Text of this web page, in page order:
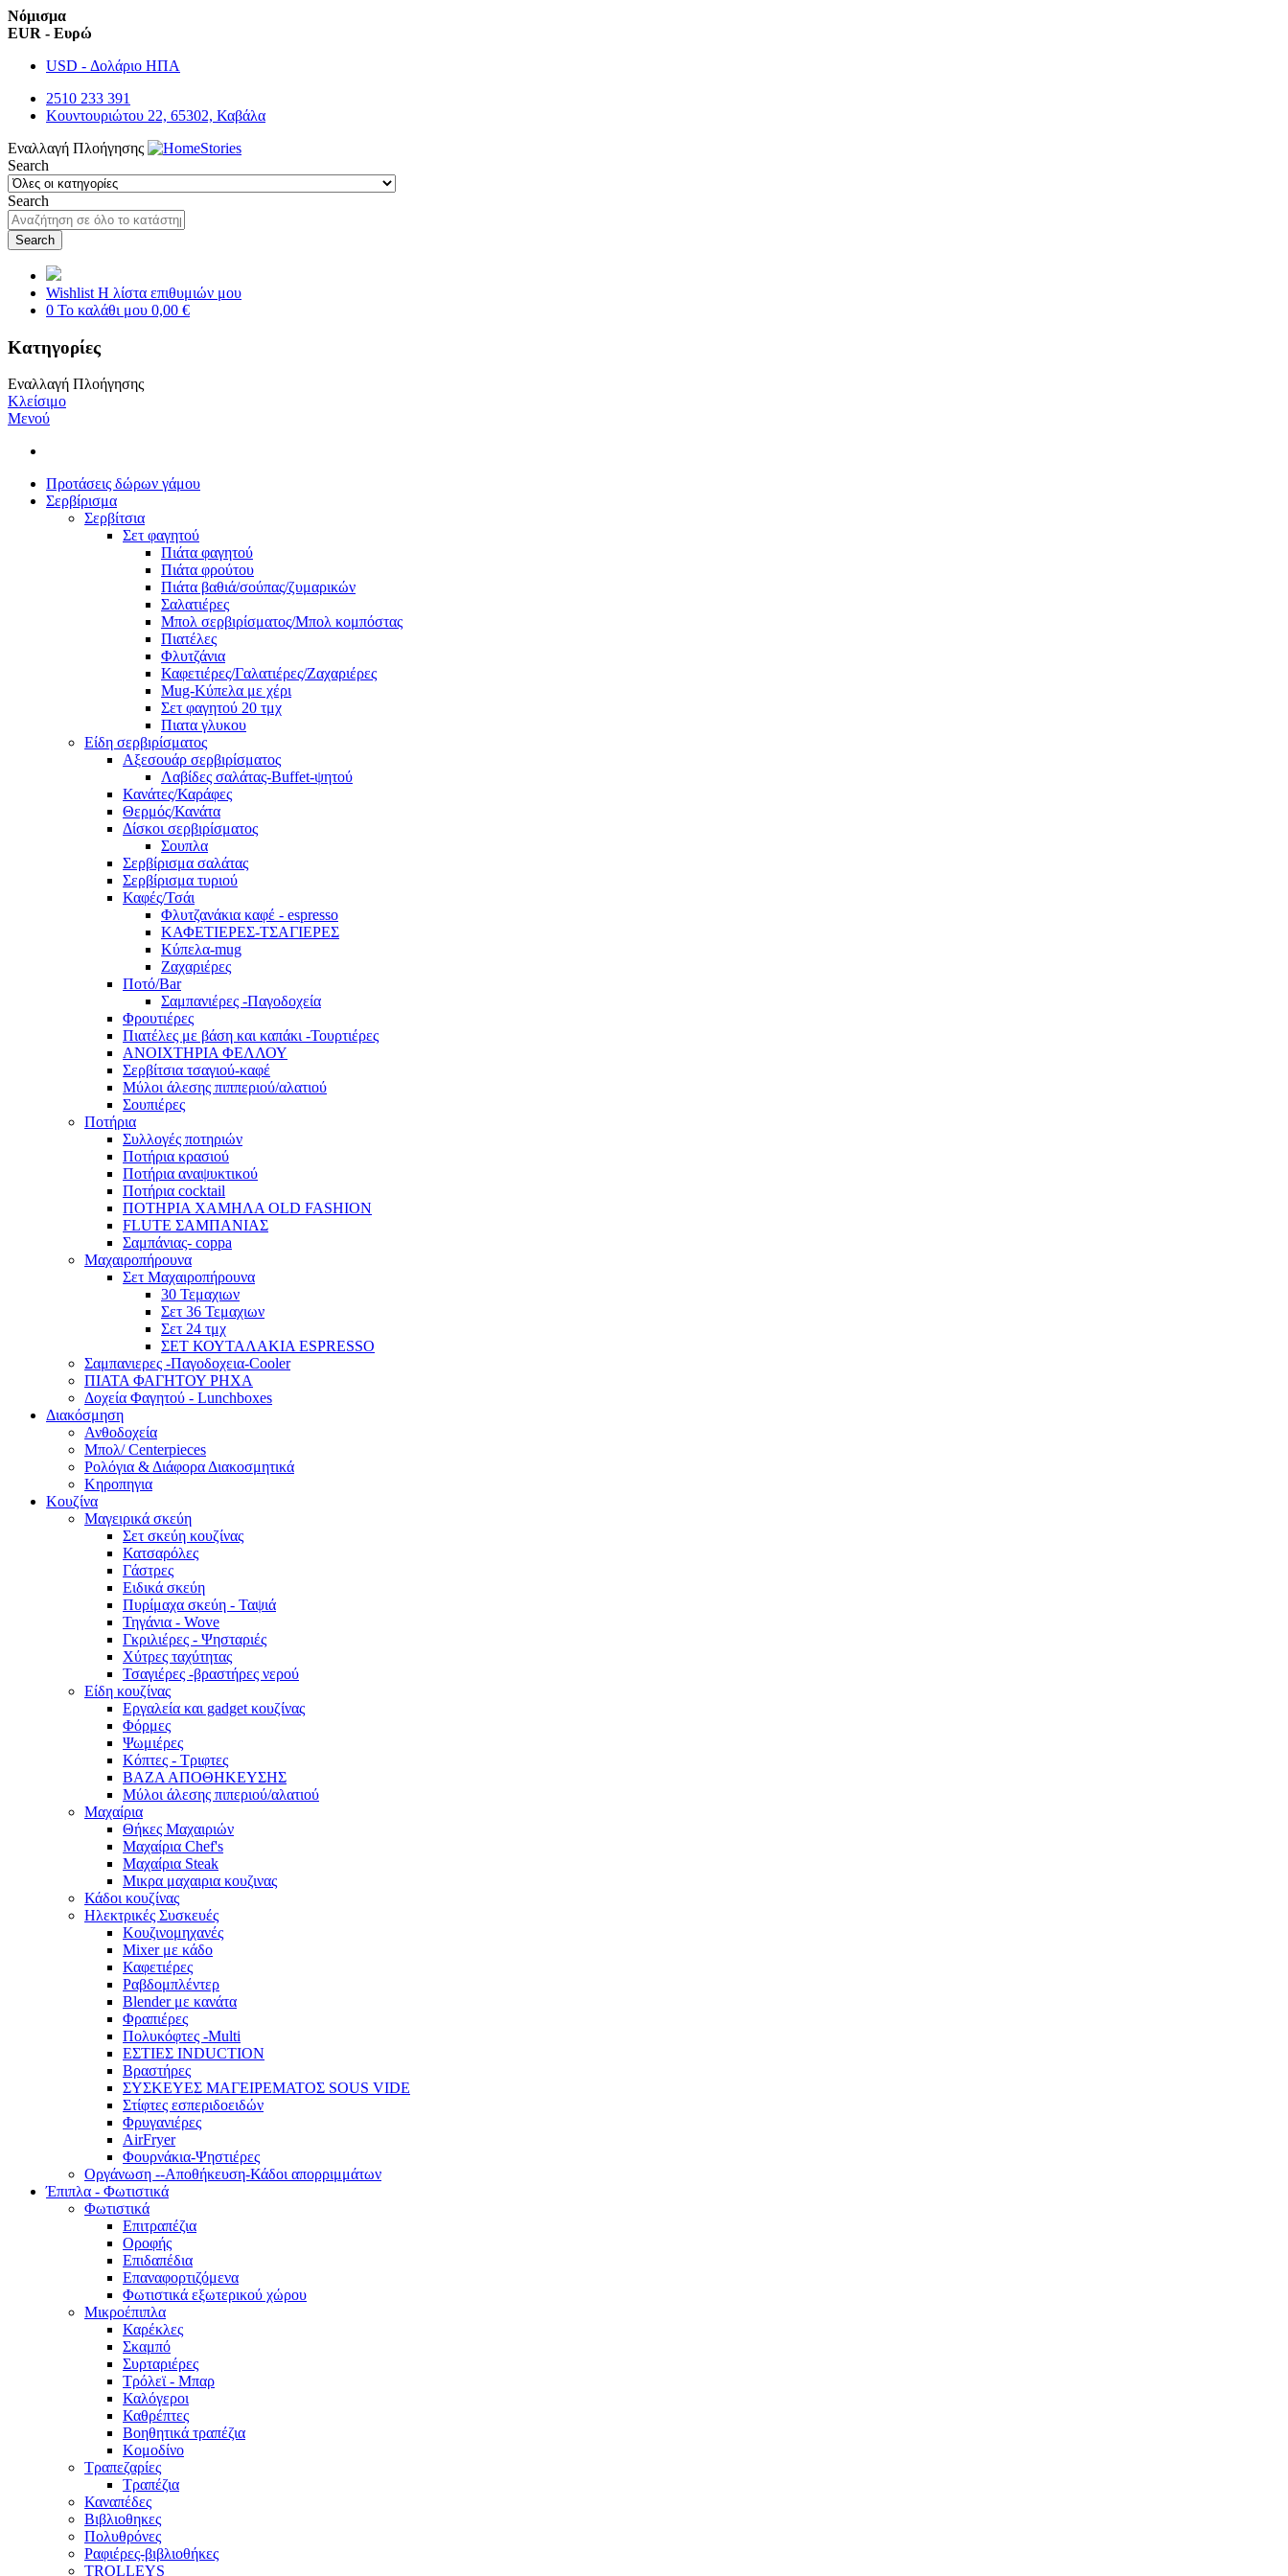
Νόμισμα
EUR - Ευρώ
USD - Δολάριο ΗΠΑ
2510 233 391
Κουντουριώτου 22, 65302, Καβάλα
Εναλλαγή Πλοήγησης
Search
Search
Search
Wishlist Η λίστα επιθυμιών μου
0 Το καλάθι μου 0,00 €
Κατηγορίες
Εναλλαγή Πλοήγησης
Κλείσιμο
Μενού
Προτάσεις δώρων γάμου
Σερβίρισμα
Σερβίτσια
Σετ φαγητού
Πιάτα φαγητού
Πιάτα φρούτου
Πιάτα βαθιά/σούπας/ζυμαρικών
Σαλατιέρες
Μπολ σερβιρίσματος/Μπολ κομπόστας
Πιατέλες
Φλυτζάνια
Καφετιέρες/Γαλατιέρες/Ζαχαριέρες
Mug-Κύπελα με χέρι
Σετ φαγητού 20 τμχ
Πιατα γλυκου
Είδη σερβιρίσματος
Αξεσουάρ σερβιρίσματος
Λαβίδες σαλάτας-Buffet-ψητού
Κανάτες/Καράφες
Θερμός/Κανάτα
Δίσκοι σερβιρίσματος
Σουπλα
Σερβίρισμα σαλάτας
Σερβίρισμα τυριού
Καφές/Τσάι
Φλυτζανάκια καφέ - espresso
ΚΑΦΕΤΙΕΡΕΣ-ΤΣΑΓΙΕΡΕΣ
Κύπελα-mug
Ζαχαριέρες
Ποτό/Bar
Σαμπανιέρες -Παγοδοχεία
Φρουτιέρες
Πιατέλες με βάση και καπάκι -Τουρτιέρες
ΑΝΟΙΧΤΗΡΙΑ ΦΕΛΛΟΥ
Σερβίτσια τσαγιού-καφέ
Μύλοι άλεσης πιππεριού/αλατιού
Σουπιέρες
Ποτήρια
Συλλογές ποτηριών
Ποτήρια κρασιού
Ποτήρια αναψυκτικού
Ποτήρια cocktail
ΠΟΤΗΡΙΑ ΧΑΜΗΛΑ OLD FASHION
FLUTE ΣΑΜΠΑΝΙΑΣ
Σαμπάνιας- coppa
Μαχαιροπήρουνα
Σετ Μαχαιροπήρουνα
30 Τεμαχιων
Σετ 36 Τεμαχιων
Σετ 24 τμχ
ΣΕΤ ΚΟΥΤΑΛΑΚΙΑ ESPRESSO
Σαμπανιερες -Παγοδοχεια-Cooler
ΠΙΑΤΑ ΦΑΓΗΤΟΥ ΡΗΧΑ
Δοχεία Φαγητού - Lunchboxes
Διακόσμηση
Ανθοδοχεία
Μπολ/ Centerpieces
Ρολόγια & Διάφορα Διακοσμητικά
Κηροπηγια
Κουζίνα
Μαγειρικά σκεύη
Σετ σκεύη κουζίνας
Κατσαρόλες
Γάστρες
Ειδικά σκεύη
Πυρίμαχα σκεύη - Ταψιά
Τηγάνια - Wove
Γκριλιέρες - Ψησταριές
Χύτρες ταχύτητας
Τσαγιέρες -βραστήρες νερού
Είδη κουζίνας
Εργαλεία και gadget κουζίνας
Φόρμες
Ψωμιέρες
Κόπτες - Τριφτες
ΒΑΖΑ ΑΠΟΘΗΚΕΥΣΗΣ
Μύλοι άλεσης πιπεριού/αλατιού
Μαχαίρια
Θήκες Μαχαιριών
Μαχαίρια Chef's
Μαχαίρια Steak
Μικρα μαχαιρια κουζινας
Κάδοι κουζίνας
Ηλεκτρικές Συσκευές
Κουζινομηχανές
Mixer με κάδο
Καφετιέρες
Ραβδομπλέντερ
Blender με κανάτα
Φραπιέρες
Πολυκόφτες -Multi
ΕΣΤΙΕΣ INDUCTION
Βραστήρες
ΣΥΣΚΕΥΕΣ ΜΑΓΕΙΡΕΜΑΤΟΣ SOUS VIDE
Στίφτες εσπεριδοειδών
Φρυγανιέρες
AirFryer
Φουρνάκια-Ψηστιέρες
Οργάνωση --Αποθήκευση-Κάδοι απορριμμάτων
Έπιπλα - Φωτιστικά
Φωτιστικά
Επιτραπέζια
Οροφής
Επιδαπέδια
Επαναφορτιζόμενα
Φωτιστικά εξωτερικού χώρου
Μικροέπιπλα
Καρέκλες
Σκαμπό
Συρταριέρες
Τρόλεϊ - Μπαρ
Καλόγεροι
Καθρέπτες
Βοηθητικά τραπέζια
Κομοδίνο
Τραπεζαρίες
Τραπέζια
Καναπέδες
Βιβλιοθηκες
Πολυθρόνες
Ραφιέρες-βιβλιοθήκες
TROLLEYS